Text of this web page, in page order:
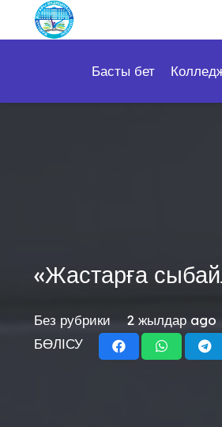
Басты бет
«Жастарға
Без рубрики
2 жылдар ago
БӨЛІСУ